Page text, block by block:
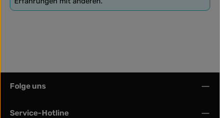
Folge uns
Service-Hotline